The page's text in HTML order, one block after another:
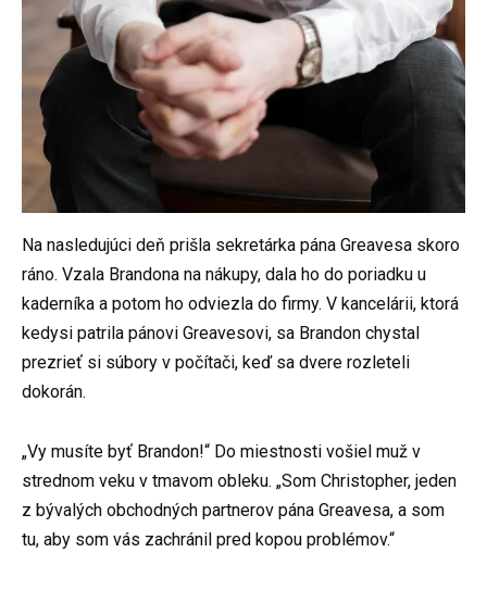
Na nasledujúci deň prišla sekretárka pána Greavesa skoro
ráno. Vzala Brandona na nákupy, dala ho do poriadku u
kaderníka a potom ho odviezla do firmy. V kancelárii, ktorá
kedysi patrila pánovi Greavesovi, sa Brandon chystal
prezrieť si súbory v počítači, keď sa dvere rozleteli
dokorán.
„Vy musíte byť Brandon!“ Do miestnosti vošiel muž v
strednom veku v tmavom obleku. „Som Christopher, jeden
z bývalých obchodných partnerov pána Greavesa, a som
tu, aby som vás zachránil pred kopou problémov.“